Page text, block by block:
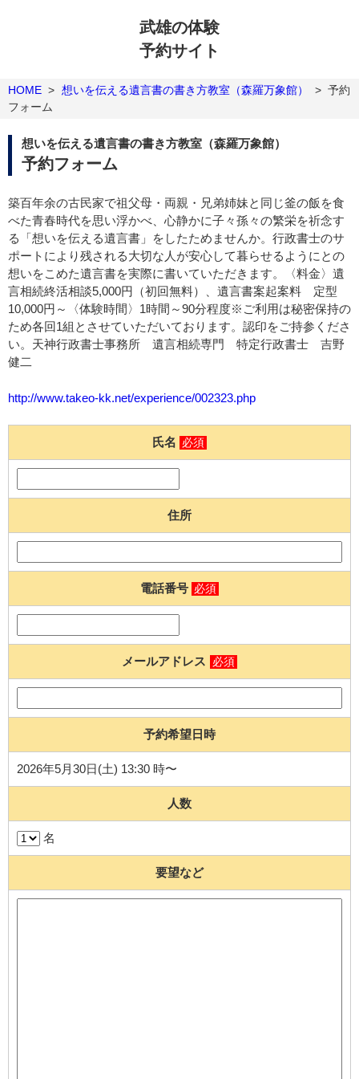
武雄の体験
予約サイト
HOME > 想いを伝える遺言書の書き方教室（森羅万象館） > 予約
フォーム
想いを伝える遺言書の書き方教室（森羅万象館）
予約フォーム
築百年余の古民家で祖父母・両親・兄弟姉妹と同じ釜の飯を食
べた青春時代を思い浮かべ、心静かに子々孫々の繁栄を祈念す
る「想いを伝える遺言書」をしたためませんか。行政書士のサ
ポートにより残される大切な人が安心して暮らせるようにとの
想いをこめた遺言書を実際に書いていただきます。〈料金〉遺
言相続終活相談5,000円（初回無料）、遺言書案起案料 定型
10,000円～〈体験時間〉1時間～90分程度※ご利用は秘密保持の
ため各回1組とさせていただいております。認印をご持参くださ
い。天神行政書士事務所 遺言相続専門 特定行政書士 吉野
健二
http://www.takeo-kk.net/experience/002323.php
氏名 必須
住所
電話番号 必須
メールアドレス 必須
予約希望日時
2026年5月30日(土) 13:30 時〜
人数
名
要望など